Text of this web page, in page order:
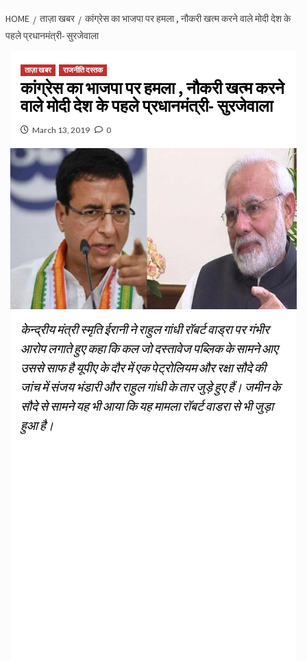
HOME ताज़ा खबर
कांग्रेस का भाजपा पर हमला , नौकरी खत्म करने वाले मोदी देश के
पहले प्रधानमंत्री- सुरजेवाला
ताज़ा खबर राजनीति दस्तक
कांग्रेस का भाजपा पर हमला , नौकरी खत्म करने
वाले मोदी देश के पहले प्रधानमंत्री- सुरजेवाला
March 13, 2019 0
केन्द्रीय मंत्री स्मृति ईरानी ने राहुल गांधी रॉबर्ट वाड्रा पर गंभीर
आरोप लगाते हुए कहा कि कल जो दस्तावेज पब्लिक के सामने आए
उससे साफ है यूपीए के दौर में एक पेट्रोलियम और रक्षा सौदे की
जांच में संजय भंडारी और राहुल गांधी के तार जुड़े हुए हैं। जमीन के
सौदे से सामने यह भी आया कि यह मामला रॉबर्ट वाडरा से भी जुड़ा
हुआ है।